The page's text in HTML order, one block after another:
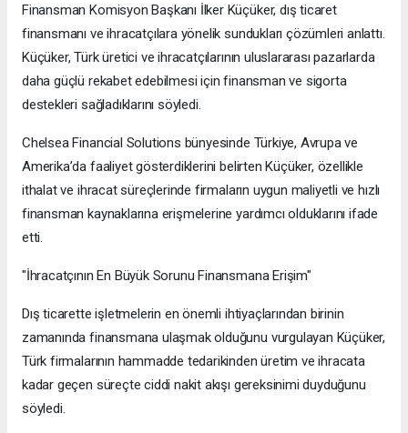
Finansman Komisyon Başkanı İlker Küçüker, dış ticaret
finansmanı ve ihracatçılara yönelik sundukları çözümleri anlattı.
Küçüker, Türk üretici ve ihracatçılarının uluslararası pazarlarda
daha güçlü rekabet edebilmesi için finansman ve sigorta
destekleri sağladıklarını söyledi.
Chelsea Financial Solutions bünyesinde Türkiye, Avrupa ve
Amerika’da faaliyet gösterdiklerini belirten Küçüker, özellikle
ithalat ve ihracat süreçlerinde firmaların uygun maliyetli ve hızlı
finansman kaynaklarına erişmelerine yardımcı olduklarını ifade
etti.
"İhracatçının En Büyük Sorunu Finansmana Erişim"
Dış ticarette işletmelerin en önemli ihtiyaçlarından birinin
zamanında finansmana ulaşmak olduğunu vurgulayan Küçüker,
Türk firmalarının hammadde tedarikinden üretim ve ihracata
kadar geçen süreçte ciddi nakit akışı gereksinimi duyduğunu
söyledi.